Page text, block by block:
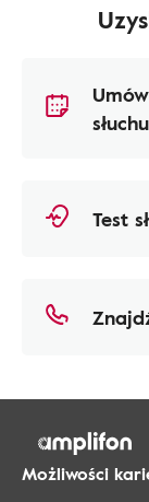
słuchu
Test
Możliwości